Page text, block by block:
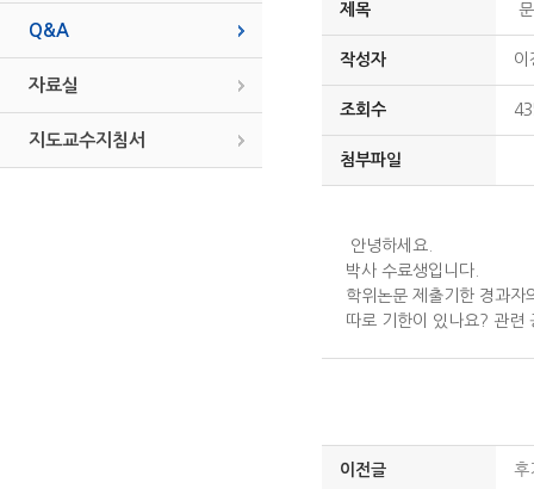
Q&A
자료실
지도교수지침서
제목
작성자 이
조회수
첨부파일
안녕하세요.
박사 수료생입니다.
학위논문 제출기한 경과
따로 기한이 있나요? 관련
이전글 후